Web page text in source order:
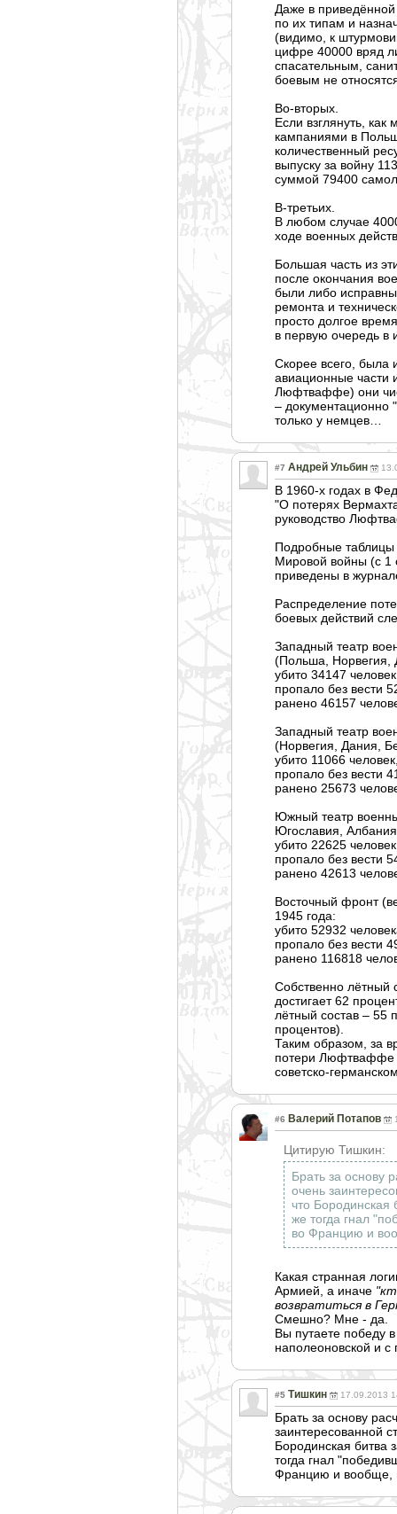
Даже в
по их типам и
(видимо, к
цифре 40000 вряд
спасательным,
боевым не
Во-вторых.
Если взглянуть,
кампаниями в
количественный
выпуску за войну
суммой 79400
В-третьих.
В любом случае
ходе военных
Большая часть из
после окончания
были либо
ремонта и
просто долгое
в первую очередь в
Скорее всего, была
авиационные части
Люфтваффе) они
– документационно
только у немцев…
#7 Андрей Ульбин
В 1960-х годах в
"О потерях
руководство
Подробные таблицы
Мировой войны (с 1
приведены в
Распределение
боевых действий
Западный театр
(Польша, Норвегия,
убито 34147
пропало без вести
ранено 46157
Западный театр
(Норвегия, Дания,
убито 11066
пропало без вести
ранено 25673
Южный театр
Югославия,
убито 22625
пропало без вести
ранено 42613
Восточный фронт
1945 года:
убито 52932
пропало без вести
ранено 116818
Собственно лётный
достигает 62
лётный состав – 55
процентов).
Таким образом, за
потери Люфтваффе
советско-
#6 Валерий Потапов
Цитирую Тишкин:
Брать за основу
очень
что Бородинская
же тогда гнал
во Францию и
Какая странная
Армией, а иначе
возвратиться в
Смешно? Мне - да.
Вы путаете победу
наполеоновской и с
#5 Тишкин 17.09.2013
Брать за основу
заинтересованной
Бородинская битва
тогда гнал
Францию и вообще,